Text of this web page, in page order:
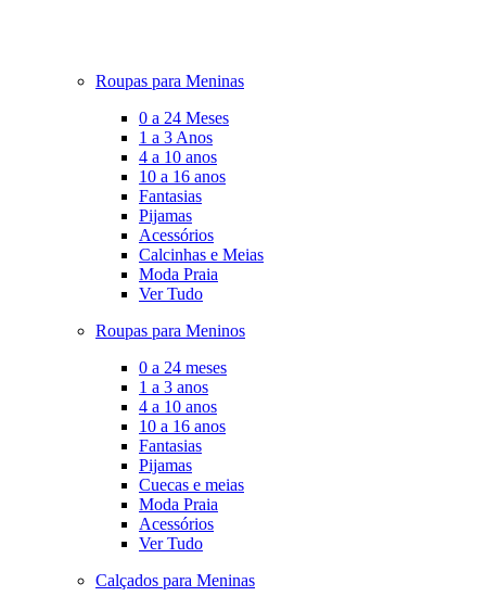
Roupas para Meninas
0 a 24 Meses
1 a 3 Anos
4 a 10 anos
10 a 16 anos
Fantasias
Pijamas
Acessórios
Calcinhas e Meias
Moda Praia
Ver Tudo
Roupas para Meninos
0 a 24 meses
1 a 3 anos
4 a 10 anos
10 a 16 anos
Fantasias
Pijamas
Cuecas e meias
Moda Praia
Acessórios
Ver Tudo
Calçados para Meninas